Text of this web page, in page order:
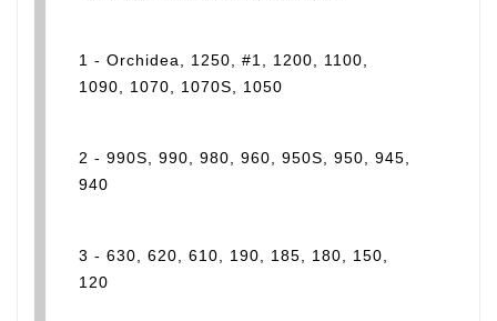
1 - Orchidea, 1250, #1, 1200, 1100,
1090, 1070, 1070S, 1050
2 - 990S, 990, 980, 960, 950S, 950, 945,
940
3 - 630, 620, 610, 190, 185, 180, 150,
120